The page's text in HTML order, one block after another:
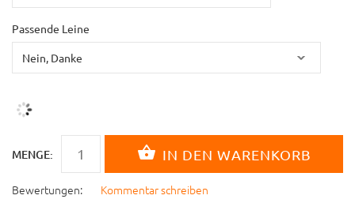
Passende Leine
MENGE:
Bewertungen: Kommentar schreiben